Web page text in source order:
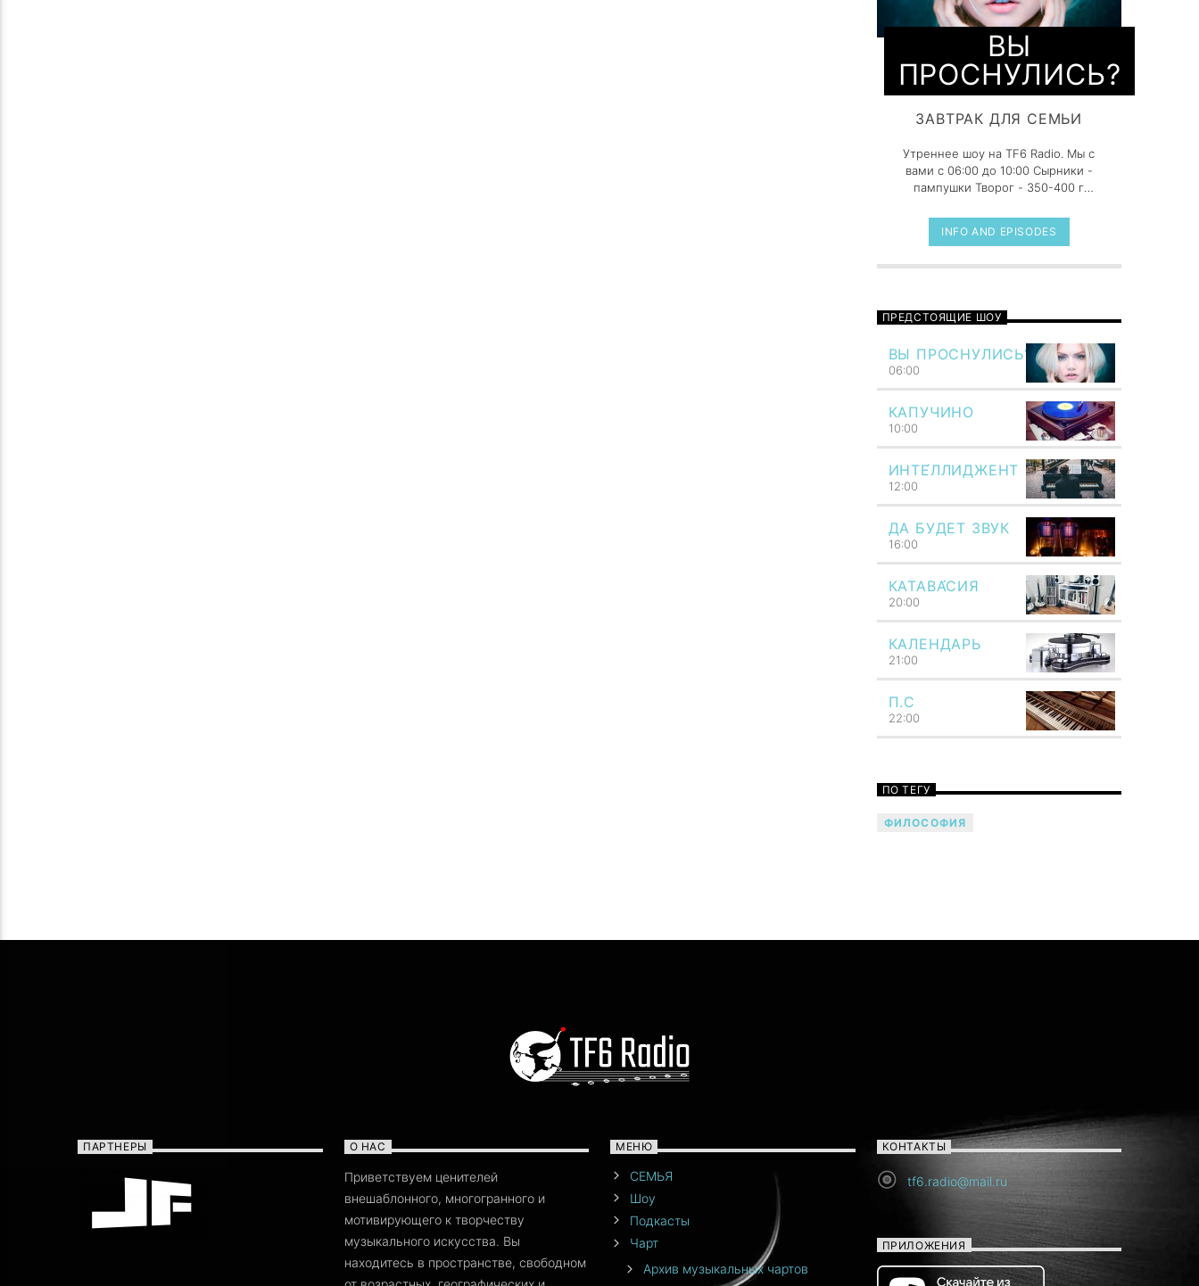
ВЫ
ПРОСНУЛИСЬ?
ЗАВТРАК ДЛЯ СЕМЬИ
Утреннее шоу на TF6 Radio. Мы с
вами с 06:00 до 10:00 Сырники -
пампушки Творог - 350-400 г
1 шт. Мука - больше половины
стакана Cахар - по вкусу Сахар
подачи) - по вкусу Масло
INFO AND EPISODES
ПРЕДСТОЯЩИЕ ШОУ
ВЫ ПРОСНУЛИСЬ?
06:00
КАПУЧИНО
10:00
ИНТЕ́ЛЛИДЖЕНТ
12:00
ДА БУДЕТ ЗВУК
16:00
КАТАВА́СИЯ
20:00
КАЛЕНДАРЬ
21:00
П.С
22:00
ПО ТЕГУ
ФИЛОСОФИЯ
ПАРТНЕРЫ О НАС
Приветствуем ценителей
внешаблонного, многогранного и
мотивирующего к творчеству
музыкального искусства. Вы
находитесь в пространстве, свободном
МЕНЮ
СЕМЬЯ
Шоу
Подкасты
Чарт
Архив музыкальных чартов
КОНТАКТЫ
tf6.radio@mail.ru
ПРИЛОЖЕНИЯ